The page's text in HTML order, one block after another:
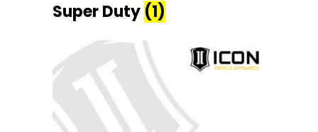
Super Duty (1)